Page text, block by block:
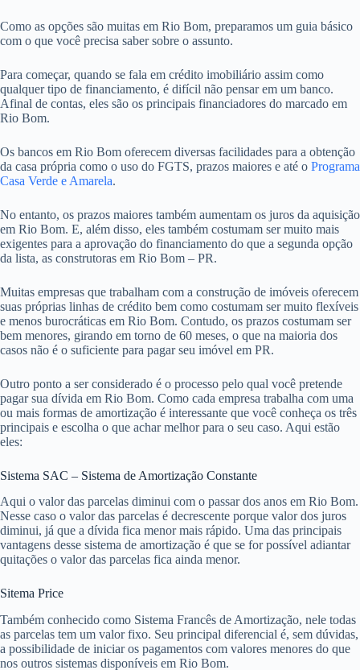
Como as opções são muitas em Rio Bom, preparamos um guia básico
com o que você precisa saber sobre o assunto.
Para começar, quando se fala em crédito imobiliário assim como
qualquer tipo de financiamento, é difícil não pensar em um banco.
Afinal de contas, eles são os principais financiadores do marcado em
Rio Bom.
Os bancos em Rio Bom oferecem diversas facilidades para a obtenção
da casa própria como o uso do FGTS, prazos maiores e até o Programa
Casa Verde e Amarela.
No entanto, os prazos maiores também aumentam os juros da aquisição
em Rio Bom. E, além disso, eles também costumam ser muito mais
exigentes para a aprovação do financiamento do que a segunda opção
da lista, as construtoras em Rio Bom – PR.
Muitas empresas que trabalham com a construção de imóveis oferecem
suas próprias linhas de crédito bem como costumam ser muito flexíveis
e menos burocráticas em Rio Bom. Contudo, os prazos costumam ser
bem menores, girando em torno de 60 meses, o que na maioria dos
casos não é o suficiente para pagar seu imóvel em PR.
Outro ponto a ser considerado é o processo pelo qual você pretende
pagar sua dívida em Rio Bom. Como cada empresa trabalha com uma
ou mais formas de amortização é interessante que você conheça os três
principais e escolha o que achar melhor para o seu caso. Aqui estão
eles:
Sistema SAC – Sistema de Amortização Constante
Aqui o valor das parcelas diminui com o passar dos anos em Rio Bom.
Nesse caso o valor das parcelas é decrescente porque valor dos juros
diminui, já que a dívida fica menor mais rápido. Uma das principais
vantagens desse sistema de amortização é que se for possível adiantar
quitações o valor das parcelas fica ainda menor.
Sitema Price
Também conhecido como Sistema Francês de Amortização, nele todas
as parcelas tem um valor fixo. Seu principal diferencial é, sem dúvidas,
a possibilidade de iniciar os pagamentos com valores menores do que
nos outros sistemas disponíveis em Rio Bom.